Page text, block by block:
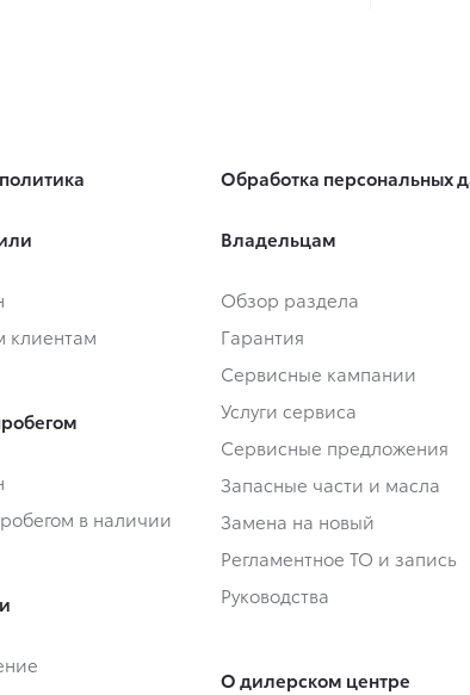
клиентам
в наличии
Обработка персональных
Владельцам
Обзор раздела
Гарантия
Сервисные кампании
Услуги сервиса
Сервисные предложения
Запасные части и масла
Замена на новый
Регламентное ТО и запись
Руководства
О дилерском центре